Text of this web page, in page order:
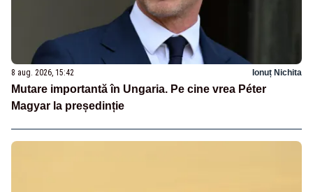
8 aug. 2026, 15:42 Ionuț Nichita
Mutare importantă în Ungaria. Pe cine vrea Péter
Magyar la președinție